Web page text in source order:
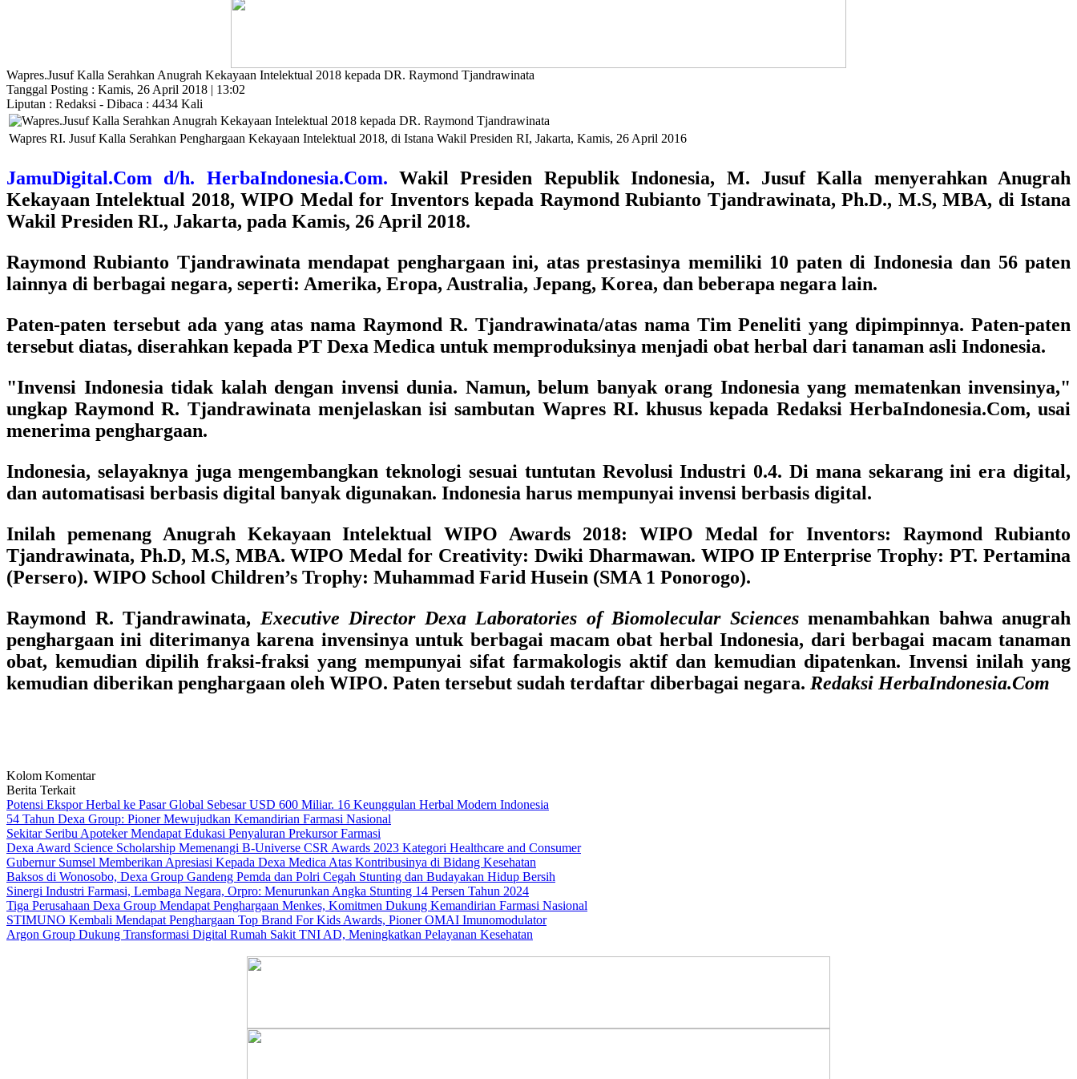
Wapres.Jusuf Kalla Serahkan Anugrah Kekayaan Intelektual 2018 kepada DR. Raymond Tjandrawinata
Tanggal Posting : Kamis, 26 April 2018 | 13:02
Liputan : Redaksi - Dibaca : 4434 Kali
Wapres RI. Jusuf Kalla Serahkan Penghargaan Kekayaan Intelektual 2018, di Istana Wakil Presiden RI, Jakarta, Kamis, 26 April 2016
JamuDigital.Com d/h. HerbaIndonesia.Com. Wakil Presiden Republik Indonesia, M. Jusuf Kalla menyerahkan Anugrah
Kekayaan Intelektual 2018, WIPO Medal for Inventors kepada Raymond Rubianto Tjandrawinata, Ph.D., M.S, MBA, di Istana
Wakil Presiden RI., Jakarta, pada Kamis, 26 April 2018.
Raymond Rubianto Tjandrawinata mendapat penghargaan ini, atas prestasinya memiliki 10 paten di Indonesia dan 56 paten
lainnya di berbagai negara, seperti: Amerika, Eropa, Australia, Jepang, Korea, dan beberapa negara lain.
Paten-paten tersebut ada yang atas nama Raymond R. Tjandrawinata/atas nama Tim Peneliti yang dipimpinnya. Paten-paten
tersebut diatas, diserahkan kepada PT Dexa Medica untuk memproduksinya menjadi obat herbal dari tanaman asli Indonesia.
"Invensi Indonesia tidak kalah dengan invensi dunia. Namun, belum banyak orang Indonesia yang mematenkan invensinya,"
ungkap Raymond R. Tjandrawinata menjelaskan isi sambutan Wapres RI. khusus kepada Redaksi HerbaIndonesia.Com, usai
menerima penghargaan.
Indonesia, selayaknya juga mengembangkan teknologi sesuai tuntutan Revolusi Industri 0.4. Di mana sekarang ini era digital,
dan automatisasi berbasis digital banyak digunakan. Indonesia harus mempunyai invensi berbasis digital.
Inilah pemenang Anugrah Kekayaan Intelektual WIPO Awards 2018: WIPO Medal for Inventors: Raymond Rubianto
Tjandrawinata, Ph.D, M.S, MBA.WIPO Medal for Creativity: Dwiki Dharmawan. WIPO IP Enterprise Trophy: PT. Pertamina
(Persero). WIPO School Children’s Trophy: Muhammad Farid Husein (SMA 1 Ponorogo).
Raymond R. Tjandrawinata, Executive Director Dexa Laboratories of Biomolecular Sciencesmenambahkan bahwa anugrah
penghargaan ini diterimanya karena invensinya untuk berbagai macam obat herbal Indonesia, dari berbagai macam tanaman
obat, kemudian dipilih fraksi-fraksi yang mempunyai sifat farmakologis aktif dan kemudian dipatenkan. Invensi inilah yang
kemudian diberikan penghargaan oleh WIPO. Paten tersebut sudah terdaftar diberbagai negara. Redaksi HerbaIndonesia.Com
Kolom Komentar
Berita Terkait
Potensi Ekspor Herbal ke Pasar Global Sebesar USD 600 Miliar. 16 Keunggulan Herbal Modern Indonesia
54 Tahun Dexa Group: Pioner Mewujudkan Kemandirian Farmasi Nasional
Sekitar Seribu Apoteker Mendapat Edukasi Penyaluran Prekursor Farmasi
Dexa Award Science Scholarship Memenangi B-Universe CSR Awards 2023 Kategori Healthcare and Consumer
Gubernur Sumsel Memberikan Apresiasi Kepada Dexa Medica Atas Kontribusinya di Bidang Kesehatan
Baksos di Wonosobo, Dexa Group Gandeng Pemda dan Polri Cegah Stunting dan Budayakan Hidup Bersih
Sinergi Industri Farmasi, Lembaga Negara, Orpro: Menurunkan Angka Stunting 14 Persen Tahun 2024
Tiga Perusahaan Dexa Group Mendapat Penghargaan Menkes, Komitmen Dukung Kemandirian Farmasi Nasional
STIMUNO Kembali Mendapat Penghargaan Top Brand For Kids Awards, Pioner OMAI Imunomodulator
Argon Group Dukung Transformasi Digital Rumah Sakit TNI AD, Meningkatkan Pelayanan Kesehatan